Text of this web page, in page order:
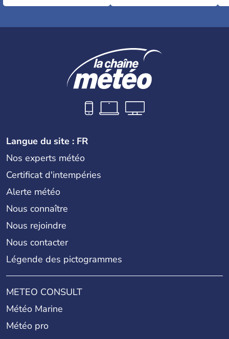
Langue du site : FR
Nos experts météo
Certificat d'intempéries
Alerte météo
Nous connaître
Nous rejoindre
Nous contacter
Légende des pictogrammes
METEO CONSULT
Météo Marine
Météo pro